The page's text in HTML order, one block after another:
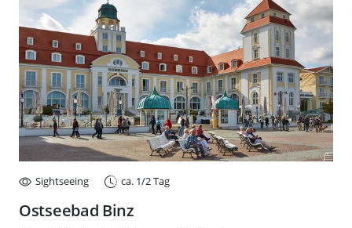
Sightseeing ca. 1/2 Tag
Ostseebad Binz